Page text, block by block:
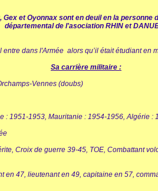
et Oyonnax sont en deuil en la personne
départemental de l'asociation RHIN et
entre dans l'Armée alors qu’il était étudiant en
Sa carrière militaire :
Vennes (doubs)
: 1951-1953, Mauritanie : 1954-1956, Algérie :
Croix de guerre 39-45, TOE, Combattant
en 47, lieutenant en 49, capitaine en 57,